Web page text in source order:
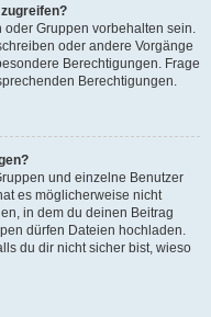
oder Gruppen vorbehalten sein.
oder andere Vorgänge
Berechtigungen. Frage
Berechtigungen.
und einzelne Benutzer
es möglicherweise nicht
in dem du deinen Beitrag
dürfen Dateien hochladen.
du dir nicht sicher bist, wieso